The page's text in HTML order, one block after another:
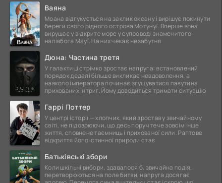
Ваяна
Моана відгукується на заклик океану і вирішує покинути
береги свого рідного острова Мотунуї. Вперше вона
вирушає у відкрите море у супроводі знаменитого
напівбога Мауї. На них чекає незабутня
Дюна: Частина третя
У галактиці стрімко зростає напруга: встановлений
порядок дедалі більше викликає невдоволення, а
навколо імператора починає згущуватися павутина
прихованих інтриг. Йому доводиться тримати ситуацію
Гаррі Поттер
У центрі історії — хлопчик, який зростав у звичайному
світі, не підозрюючи, що десь поруч тече зовсім інше
життя, сповнене таємниць і прихованої сили. Раптове
відкриття його істинної природи стає
Батьківські збори
Коли шкільні вибори, здавалося б, звичайна подія,
перетворюються на поле битви, напруга досягає